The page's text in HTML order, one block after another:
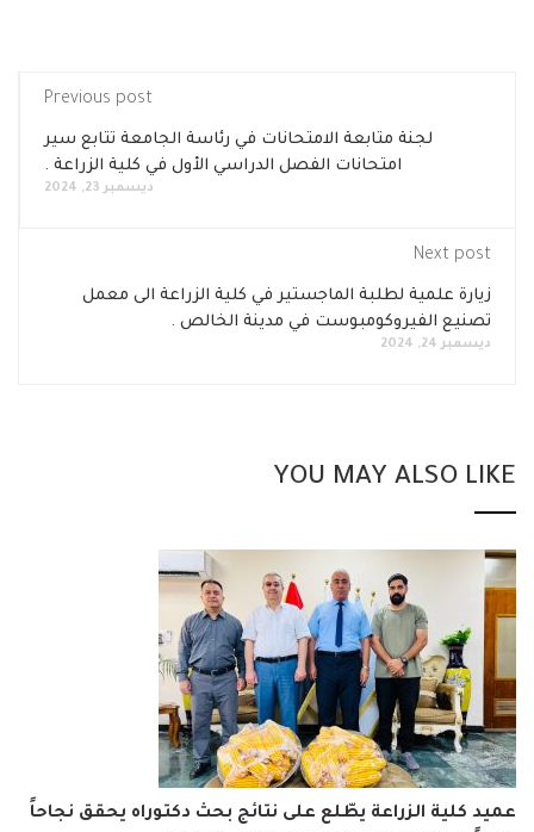
Previous post
لجنة متابعة الامتحانات في رئاسة الجامعة تتابع سير
امتحانات الفصل الدراسي الأول في كلية الزراعة .
ديسمبر 23, 2024
Next post
زيارة علمية لطلبة الماجستير في كلية الزراعة الى معمل
تصنيع الفيروكومبوست في مدينة الخالص .
ديسمبر 24, 2024
YOU MAY ALSO
كلية الزراعة يطّلع على نتائج بحث دكتوراه يحقق نجاحاً